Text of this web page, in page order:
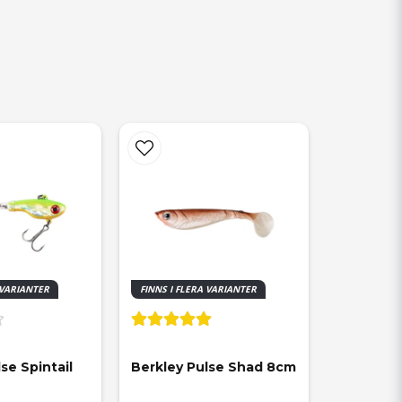
Spintail
FINNS I FLERA VARIANTER
Berkley Pulse Shad 8cm